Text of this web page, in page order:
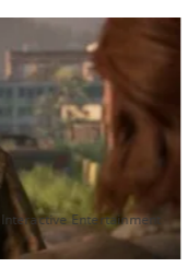
Entertainment